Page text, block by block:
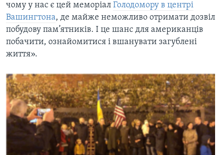
чому у нас є цей меморіал Голодомору в центрі
Вашингтонa, де майже неможливо отримати дозвіл
побудову пам’ятників. І це шанс для американців
побачити, ознайомитися і вшанувати загублені
життя».